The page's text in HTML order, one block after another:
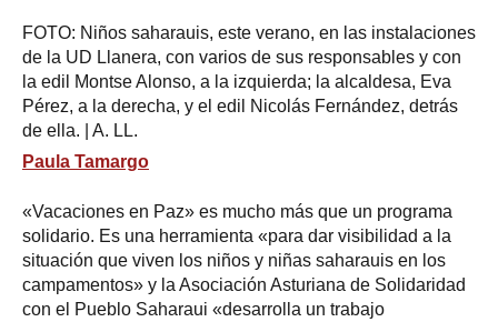
FOTO: Niños saharauis, este verano, en las instalaciones
de la UD Llanera, con varios de sus responsables y con
la edil Montse Alonso, a la izquierda; la alcaldesa, Eva
Pérez, a la derecha, y el edil Nicolás Fernández, detrás
de ella. | A. LL.
Paula Tamargo
«Vacaciones en Paz» es mucho más que un programa
solidario. Es una herramienta «para dar visibilidad a la
situación que viven los niños y niñas saharauis en los
campamentos» y la Asociación Asturiana de Solidaridad
con el Pueblo Saharaui «desarrolla un trabajo